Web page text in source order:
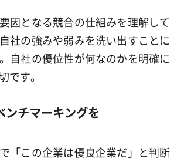
因となる競合の仕組みを理解して
社の強みや弱みを洗い出すことに
自社の優位性が何なのかを明確に
です。
ンチマーキングを
「この企業は優良企業だ」と判断